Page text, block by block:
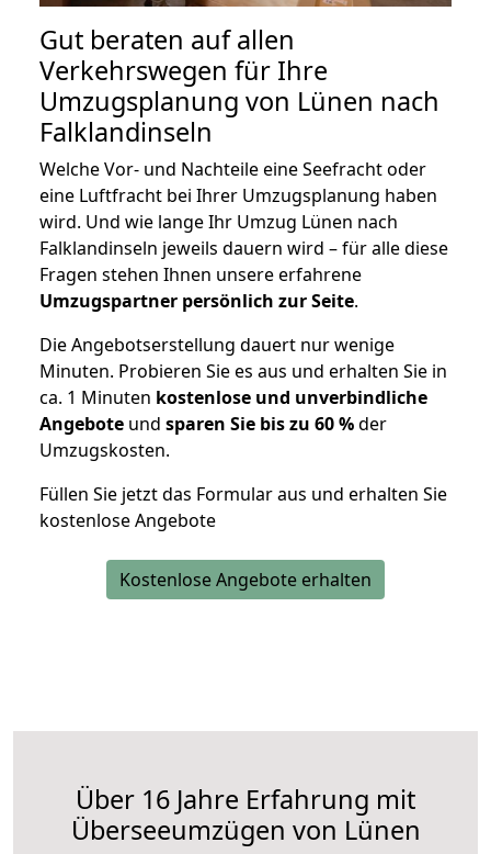
Gut beraten auf allen
Verkehrswegen für Ihre
Umzugsplanung von Lünen nach
Falklandinseln
Welche Vor- und Nachteile eine Seefracht oder
eine Luftfracht bei Ihrer Umzugsplanung haben
wird. Und wie lange Ihr Umzug Lünen nach
Falklandinseln jeweils dauern wird – für alle diese
Fragen stehen Ihnen unsere erfahrene
Umzugspartner persönlich zur Seite.
Die Angebotserstellung dauert nur wenige
Minuten. Probieren Sie es aus und erhalten Sie in
ca. 1 Minuten kostenlose und unverbindliche
Angebote und sparen Sie bis zu 60 %der
Umzugskosten.
Füllen Sie jetzt das Formular aus und erhalten Sie
kostenlose Angebote
Kostenlose Angebote erhalten
Über 16 Jahre Erfahrung mit
Überseeumzügen von Lünen